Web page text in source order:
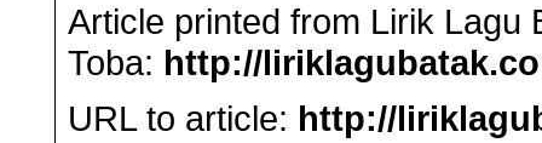
Article printed from Lirik Lagu
Toba: http://
URL to article: http://